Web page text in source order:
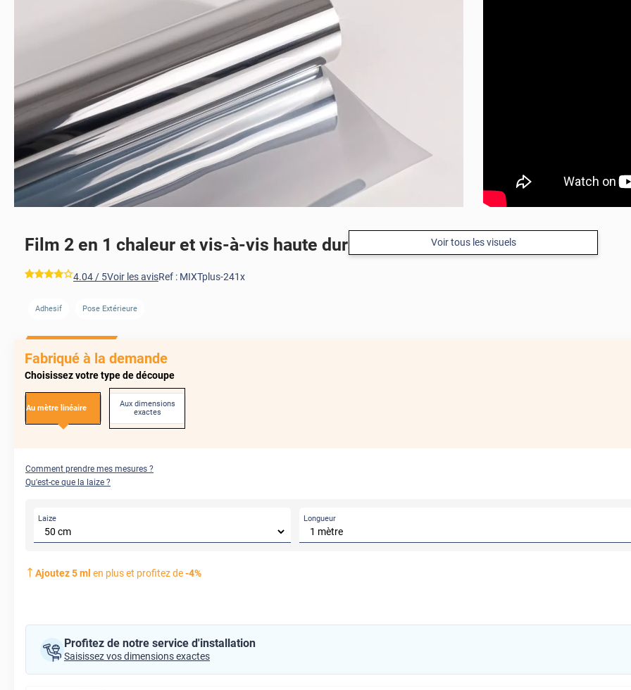
Voir tous les visuels
Film 2 en 1 chaleur et vis-à-vis haute durabilité
*****
4.04 / 5Voir les avisRef : MIXTplus-241x
Adhesif Pose Extérieure
Fabriqué à la demande
Choisissez votre type de découpe
Au mètre linéaire
Aux dimensions
exactes
Comment prendre mes mesures ?
Qu'est-ce que la laize ?
Laize Longueur
Ajoutez5ml en plus et profitez de-4%
Profitez de notre service d'installation
Saisissez vos dimensions exactes